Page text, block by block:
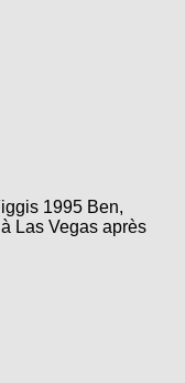
1995 Ben,
Las Vegas après